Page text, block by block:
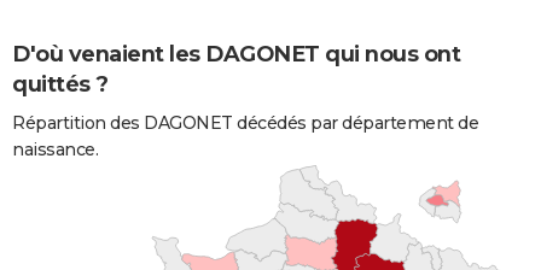
D'où venaient les DAGONET qui nous ont
quittés ?
Répartition des DAGONET décédés par département de
naissance.